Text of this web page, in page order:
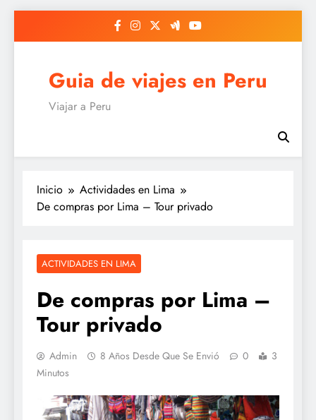
Guia de viajes en Peru
Viajar a Peru
Inicio
Actividades en Lima
De compras por Lima – Tour privado
ACTIVIDADES EN LIMA
De compras por Lima –
Tour privado
Admin 8 Años Desde Que Se Envió 0
3
Minutos